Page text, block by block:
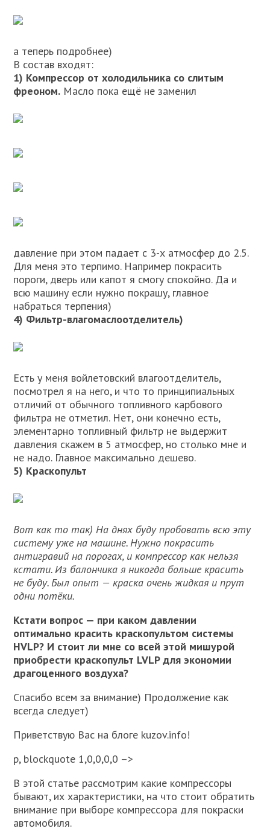
а теперь подробнее)
В состав входят:
1) Компрессор от холодильника со слитым
фреоном. Масло пока ещё не заменил
давление при этом падает с 3-х атмосфер до 2.5.
Для меня это терпимо. Например покрасить
пороги, дверь или капот я смогу спокойно. Да и
всю машину если нужно покрашу, главное
набраться терпения)
4) Фильтр-влагомаслоотделитель)
Есть у меня войлетовский влагоотделитель,
посмотрел я на него, и что то принципиальных
отличий от обычного топливного карбового
фильтра не отметил. Нет, они конечно есть,
элементарно топливный фильтр не выдержит
давления скажем в 5 атмосфер, но столько мне и
не надо. Главное максимально дешево.
5) Краскопульт
Вот как то так) На днях буду пробовать всю эту
систему уже на машине. Нужно покрасить
антигравий на порогах, и компрессор как нельзя
кстати. Из балончика я никогда больше красить
не буду. Был опыт — краска очень жидкая и прут
одни потёки.
Кстати вопрос — при каком давлении
оптимально красить краскопультом системы
HVLP? И стоит ли мне со всей этой мишурой
приобрести краскопульт LVLP для экономии
драгоценного воздуха?
Спасибо всем за внимание) Продолжение как
всегда следует)
При­вет­ствую Вас на бло­ге kuzov.info!
p, blockquote 1,0,0,0,0 –>
В этой ста­тье рас­смот­рим какие ком­прес­со­ры
быва­ют, их харак­те­ри­сти­ки, на что сто­ит обра­тить
вни­ма­ние при выбо­ре ком­прес­со­ра для покрас­ки
авто­мо­би­ля.